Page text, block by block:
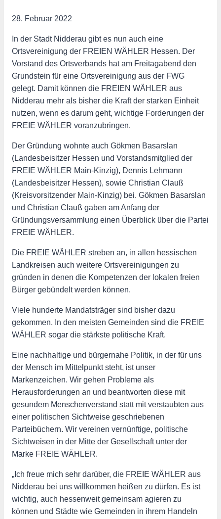
28. Februar 2022
In der Stadt Nidderau gibt es nun auch eine
Ortsvereinigung der FREIEN WÄHLER Hessen. Der
Vorstand des Ortsverbands hat am Freitagabend den
Grundstein für eine Ortsvereinigung aus der FWG
gelegt. Damit können die FREIEN WÄHLER aus
Nidderau mehr als bisher die Kraft der starken Einheit
nutzen, wenn es darum geht, wichtige Forderungen der
FREIE WÄHLER voranzubringen.
Der Gründung wohnte auch Gökmen Basarslan
(Landesbeisitzer Hessen und Vorstandsmitglied der
FREIE WÄHLER Main-Kinzig), Dennis Lehmann
(Landesbeisitzer Hessen), sowie Christian Clauß
(Kreisvorsitzender Main-Kinzig) bei. Gökmen Basarslan
und Christian Clauß gaben am Anfang der
Gründungsversammlung einen Überblick über die Partei
FREIE WÄHLER.
Die FREIE WÄHLER streben an, in allen hessischen
Landkreisen auch weitere Ortsvereinigungen zu
gründen in denen die Kompetenzen der lokalen freien
Bürger gebündelt werden können.
Viele hunderte Mandatsträger sind bisher dazu
gekommen. In den meisten Gemeinden sind die FREIE
WÄHLER sogar die stärkste politische Kraft.
Eine nachhaltige und bürgernahe Politik, in der für uns
der Mensch im Mittelpunkt steht, ist unser
Markenzeichen. Wir gehen Probleme als
Herausforderungen an und beantworten diese mit
gesundem Menschenverstand statt mit verstaubten aus
einer politischen Sichtweise geschriebenen
Parteibüchern. Wir vereinen vernünftige, politische
Sichtweisen in der Mitte der Gesellschaft unter der
Marke FREIE WÄHLER.
„Ich freue mich sehr darüber, die FREIE WÄHLER aus
Nidderau bei uns willkommen heißen zu dürfen. Es ist
wichtig, auch hessenweit gemeinsam agieren zu
können und Städte wie Gemeinden in ihrem Handeln